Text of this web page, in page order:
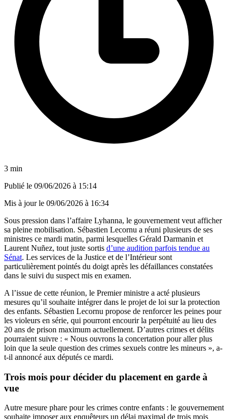
3 min
Publié le 09/06/2026 à 15:14
Mis à jour le 09/06/2026 à 16:34
Sous pression dans l’affaire Lyhanna, le gouvernement veut afficher
sa pleine mobilisation. Sébastien Lecornu a réuni plusieurs de ses
ministres ce mardi matin, parmi lesquelles Gérald Darmanin et
Laurent Nuñez, tout juste sortis d’une audition parfois tendue au
Sénat. Les services de la Justice et de l’Intérieur sont
particulièrement pointés du doigt après les défaillances constatées
dans le suivi du suspect mis en examen.
A l’issue de cette réunion, le Premier ministre a acté plusieurs
mesures qu’il souhaite intégrer dans le projet de loi sur la protection
des enfants. Sébastien Lecornu propose de renforcer les peines pour
les violeurs en série, qui pourront encourir la perpétuité au lieu des
20 ans de prison maximum actuellement. D’autres crimes et délits
pourraient suivre : « Nous ouvrons la concertation pour aller plus
loin que la seule question des crimes sexuels contre les mineurs », a-
t-il annoncé aux députés ce mardi.
Trois mois pour décider du placement en garde à
vue
Autre mesure phare pour les crimes contre enfants : le gouvernement
souhaite imposer aux enquêteurs un délai maximal de trois mois